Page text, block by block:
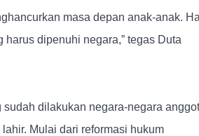
masa depan anak-anak.
dipenuhi negara,” tegas Duta
dilakukan negara-negara
Mulai dari reformasi hukum